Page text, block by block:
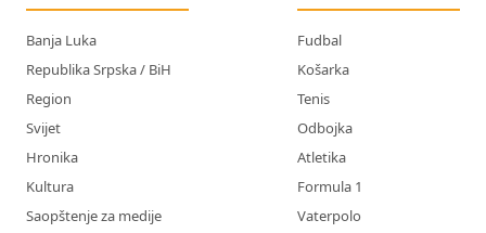
Banja Luka
Republika Srpska / BiH
Region
Svijet
Hronika
Kultura
Saopštenje za medije
Fudbal
Košarka
Tenis
Odbojka
Atletika
Formula 1
Vaterpolo